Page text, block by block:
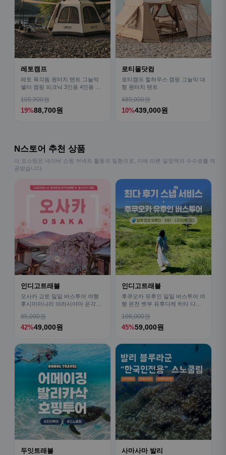
레토캠프
레토 육각돔 원터치 텐트 그늘막
쉘터 캠핑 피크닉 3인용 4인용 패
109,900원
19%88,700원
로티몰닷컴
로티캠프 힐하우스 캠핑 그늘막 대
형 원터치 텐트
489,000원
10%439,000원
N스토어 추천 상품
이 포스팅은 네이버 쇼핑 커넥트 활동의 일환으로, 이에 따른 일정액의 수수료를 제
공받습니다.
인디고트래블
오사카 교토 일일 버스투어 여행
후시미이나리 아라시야마 은각사
85,000원
42%49,000원
인디고트래블
후쿠오카 유후인 일일 버스투어 여
행 온천 벳부 유후다케 히타 다자
108,000원
45%59,000원
두잇트래블 사마사마 발리